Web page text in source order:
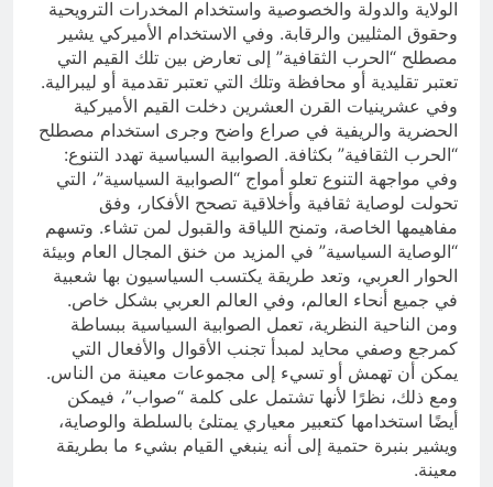
الولاية والدولة والخصوصية واستخدام المخدرات الترويحية
وحقوق المثليين والرقابة. وفي الاستخدام الأميركي يشير
مصطلح “الحرب الثقافية” إلى تعارض بين تلك القيم التي
تعتبر تقليدية أو محافظة وتلك التي تعتبر تقدمية أو ليبرالية.
وفي عشرينيات القرن العشرين دخلت القيم الأميركية
الحضرية والريفية في صراع واضح وجرى استخدام مصطلح
“الحرب الثقافية” بكثافة. الصوابية السياسية تهدد التنوع:
وفي مواجهة التنوع تعلو أمواج “الصوابية السياسية”، التي
تحولت لوصاية ثقافية وأخلاقية تصحح الأفكار، وفق
مفاهيمها الخاصة، وتمنح اللياقة والقبول لمن تشاء. وتسهم
“الوصاية السياسية” في المزيد من خنق المجال العام وبيئة
الحوار العربي، وتعد طريقة يكتسب السياسيون بها شعبية
في جميع أنحاء العالم، وفي العالم العربي بشكل خاص.
ومن الناحية النظرية، تعمل الصوابية السياسية ببساطة
كمرجع وصفي محايد لمبدأ تجنب الأقوال والأفعال التي
يمكن أن تهمش أو تسيء إلى مجموعات معينة من الناس.
ومع ذلك، نظرًا لأنها تشتمل على كلمة “صواب”، فيمكن
أيضًا استخدامها كتعبير معياري يمتلئ بالسلطة والوصاية،
ويشير بنبرة حتمية إلى أنه ينبغي القيام بشيء ما بطريقة
معينة.